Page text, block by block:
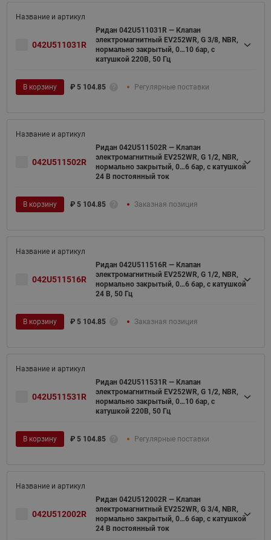
042U511031R
Ридан 042U511031R — Клапан
электромагнитный EV252WR, G 3/8, NBR,
нормально закрытый, 0…10 бар, с
катушкой 220В, 50 Гц
В корзину ₽ 5 104.85 Регулярные поставки
042U511502R
Ридан 042U511502R — Клапан
электромагнитный EV252WR, G 1/2, NBR,
нормально закрытый, 0…6 бар, с катушкой
24 В постоянный ток
В корзину ₽ 5 104.85 Заказная позиция
042U511516R
Ридан 042U511516R — Клапан
электромагнитный EV252WR, G 1/2, NBR,
нормально закрытый, 0…6 бар, с катушкой
24 В, 50 Гц
В корзину ₽ 5 104.85 Заказная позиция
042U511531R
Ридан 042U511531R — Клапан
электромагнитный EV252WR, G 1/2, NBR,
нормально закрытый, 0…10 бар, с
катушкой 220В, 50 Гц
В корзину ₽ 5 104.85 Регулярные поставки
042U512002R
Ридан 042U512002R — Клапан
электромагнитный EV252WR, G 3/4, NBR,
нормально закрытый, 0…6 бар, с катушкой
24 В постоянный ток